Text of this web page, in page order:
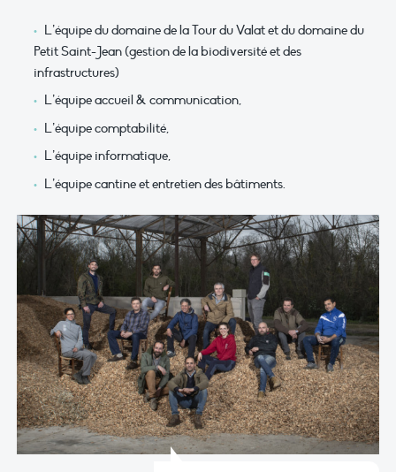
L’équipe du domaine de la Tour du Valat et du domaine du
Petit Saint-Jean (gestion de la biodiversité et des
infrastructures)
L’équipe accueil & communication,
L’équipe comptabilité,
L’équipe informatique,
L’équipe cantine et entretien des bâtiments.